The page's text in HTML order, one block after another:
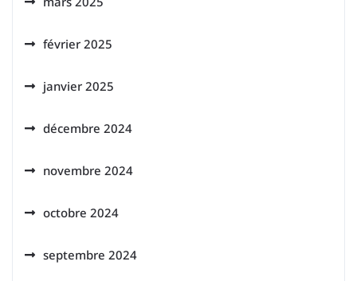
février 2025
janvier 2025
décembre 2024
novembre 2024
octobre 2024
septembre 2024